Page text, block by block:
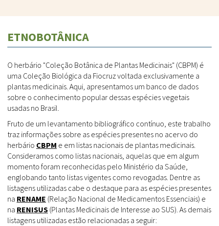
ETNOBOTÂNICA
O herbário "Coleção Botânica de Plantas Medicinais" (CBPM) é
uma Coleção Biológica da Fiocruz voltada exclusivamente a
plantas medicinais. Aqui, apresentamos um banco de dados
sobre o conhecimento popular dessas espécies vegetais
usadas no Brasil.
Fruto de um levantamento bibliográfico contínuo, este trabalho
traz informações sobre as espécies presentes no acervo do
herbário CBPM e em listas nacionais de plantas medicinais.
Consideramos como listas nacionais, aquelas que em algum
momento foram reconhecidas pelo Ministério da Saúde,
englobando tanto listas vigentes como revogadas. Dentre as
listagens utilizadas cabe o destaque para as espécies presentes
na RENAME (Relação Nacional de Medicamentos Essenciais) e
na RENISUS (Plantas Medicinais de Interesse ao SUS). As demais
listagens utilizadas estão relacionadas a seguir: